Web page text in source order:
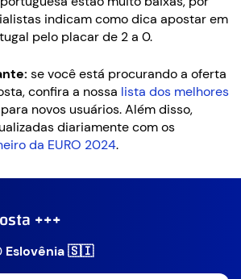
indicam como dica apostar em
pelo placar de 2 a 0.
se você está procurando a oferta
confira a nossa lista dos melhores
para novos usuários. Além disso,
diariamente com os
da EURO 2024.
+++
Eslovênia 🇸🇮